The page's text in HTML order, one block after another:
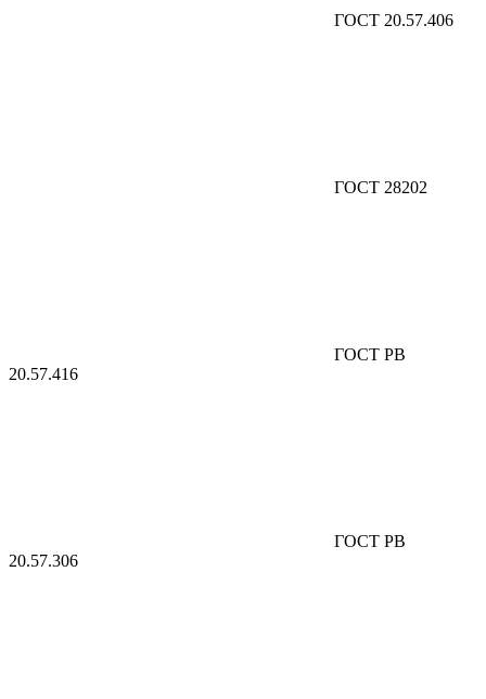
ГОСТ 20.57.406
ГОСТ 28202
ГОСТ РВ
20.57.416
ГОСТ РВ
20.57.306